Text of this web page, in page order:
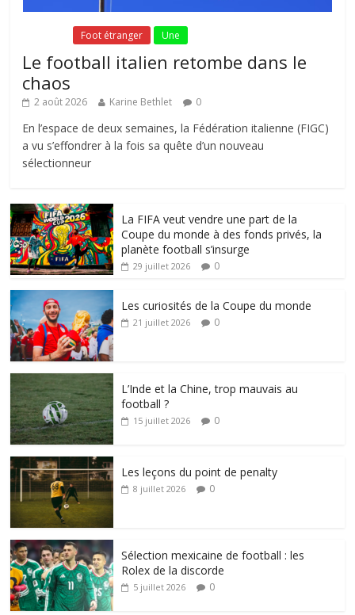
Foot étranger Une
Le football italien retombe dans le
chaos
2 août 2026 Karine Bethlet 0
En l’espace de deux semaines, la Fédération italienne (FIGC)
a vu s’effondrer à la fois sa quête d’un nouveau
sélectionneur
La FIFA veut vendre une part de la
Coupe du monde à des fonds privés, la
planète football s’insurge
29 juillet 2026 0
Les curiosités de la Coupe du monde
21 juillet 2026 0
L’Inde et la Chine, trop mauvais au
football ?
15 juillet 2026 0
Les leçons du point de penalty
8 juillet 2026 0
Sélection mexicaine de football : les
Rolex de la discorde
5 juillet 2026 0